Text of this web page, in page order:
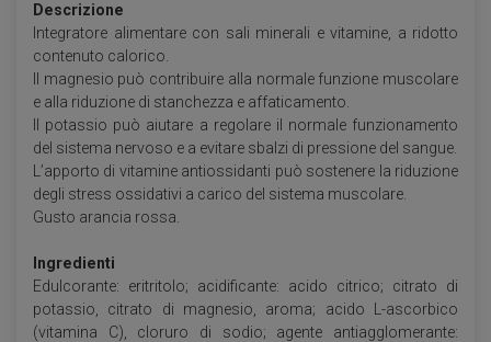
Descrizione
Integratore alimentare con sali minerali e vitamine, a ridotto
contenuto calorico.
Il magnesio può contribuire alla normale funzione muscolare
e alla riduzione di stanchezza e affaticamento.
Il potassio può aiutare a regolare il normale funzionamento
del sistema nervoso e a evitare sbalzi di pressione del sangue.
L’apporto di vitamine antiossidanti può sostenere la riduzione
degli stress ossidativi a carico del sistema muscolare.
Gusto arancia rossa.
Ingredienti
Edulcorante: eritritolo; acidificante: acido citrico; citrato di
potassio, citrato di magnesio, aroma; acido L-ascorbico
(vitamina C), cloruro di sodio; agente antiagglomerante: